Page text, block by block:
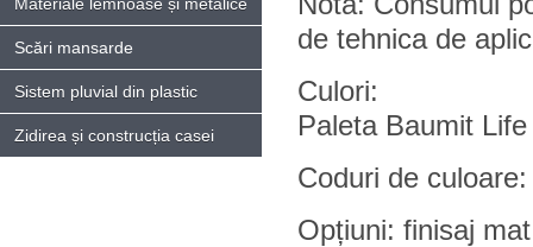
Scări mansarde
Sistem pluvial din plastic
Zidirea și construcția casei
de tehnica de
Culori:
Paleta Baumit
Coduri de
Opțiuni: finisaj